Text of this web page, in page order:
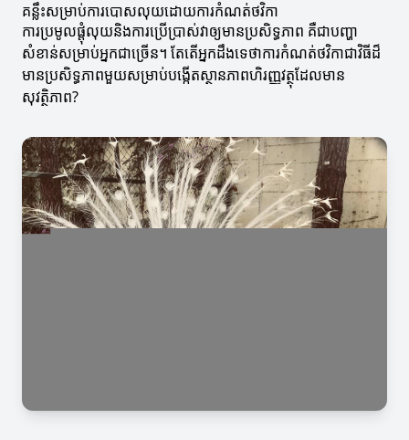
គន្លឹះសម្រាប់ការបោសលុយដោយការកំណត់ថវិកា
ការប្រមូលផ្តុំលុយនិងការប្រើប្រាស់វាឲ្យមានប្រសិទ្ធភាព គឺជាបញ្ហា
សំខាន់សម្រាប់អ្នកជាច្រើន។ តែតើអ្នកដឹងទេថាការកំណត់ថវិកាជាវិធីដ៏
មានប្រសិទ្ធភាពមួយសម្រាប់បង្កើតស្ថានភាពហិរញ្ញវត្ថុដែលមាន
សុវត្ថិភាព?